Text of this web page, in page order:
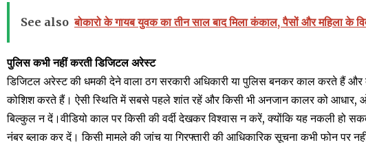
See also बोकारो के गायब युवक का तीन साल बाद मिला कंकाल, पैसों और महिला के
पुलिसकभी नहीं करती डिजिटल अरेस्ट
डिजिटल अरेस्ट की धमकी देने वाला ठग सरकारी अधिकारी या पुलिस बनकर काल करते हैं और
कोशिश करते हैं। ऐसी स्थिति में सबसे पहले शांत रहें और किसी भी अनजान कालर को आधार,
बिल्कुल न दें।वीडियो काल पर किसी की वर्दी देखकर विश्वास न करें, क्योंकि यह नकली हो
नंबर ब्लाक कर दें। किसी मामले की जांच या गिरफ्तारी की आधिकारिक सूचना कभी फोन पर